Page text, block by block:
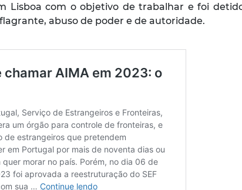
Lisboa com o objetivo de trabalhar e foi
abuso de poder e de autoridade.